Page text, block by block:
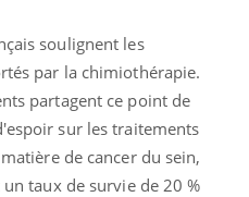
soulignent les
par la chimiothérapie.
partagent ce point de
sur les traitements
de cancer du sein,
taux de survie de 20 %